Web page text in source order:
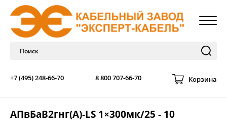
+7 (495) 248-66-70 8 800 707-66-70 Корзина
АПвБаВ2гнг(А)-LS 1×300мк/25 - 10